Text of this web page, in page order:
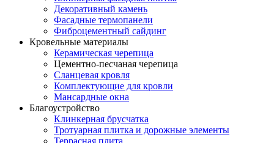
Декоративный камень
Фасадные термопанели
Фиброцементный сайдинг
Кровельные материалы
Керамическая черепица
Цементно-песчаная черепица
Сланцевая кровля
Комплектующие для кровли
Мансардные окна
Благоустройство
Клинкерная брусчатка
Тротуарная плитка и дорожные элементы
Террасная плита